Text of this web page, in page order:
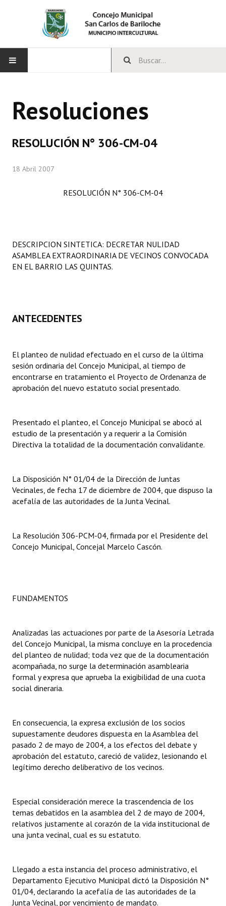
CONCEJO
Comisiones Especiales
LEGISLACIÓN
Carta Orgánica 2007
Digesto
Organigrama
Informes de Gestión
Actas de Sesión
Ejecución Presupuestaria
Comunicaciones
Resoluciones
Resoluciones de Presidencia
INSTITUCIONAL
Noticias Destacadas
Registros y Distinciones
Datos Históricos
Audiencias Públicas - Registro
Mujeres que Dejaron Huellas - Registro
Ciudadano Ilustre - Registro
Banca del Vecino - Registro
Resoluciones
RESOLUCIÓN N° 306-CM-04
18 Abril 2007
RESOLUCIÓN N° 306-CM-04
DESCRIPCION SINTETICA: DECRETAR NULIDAD
ASAMBLEA EXTRAORDINARIA DE VECINOS CONVOCADA
EN EL BARRIO LAS QUINTAS.
ANTECEDENTES
El planteo de nulidad efectuado en el curso de la última
sesión ordinaria del Concejo Municipal, al tiempo de
encontrarse en tratamiento el Proyecto de Ordenanza de
aprobación del nuevo estatuto social presentado.
Presentado el planteo, el Concejo Municipal se abocó al
estudio de la presentación y a requerir a la Comisión
Directiva la totalidad de la documentación convalidante.
La Disposición N° 01/04 de la Dirección de Juntas
Vecinales, de fecha 17 de diciembre de 2004, que dispuso la
acefalía de las autoridades de la Junta Vecinal.
La Resolución 306-PCM-04, firmada por el Presidente del
Concejo Municipal, Concejal Marcelo Cascón.
FUNDAMENTOS
Analizadas las actuaciones por parte de la Asesoría Letrada
del Concejo Municipal, la misma concluye en la procedencia
del planteo de nulidad; toda vez que de la documentación
acompañada, no surge la determinación asamblearia
formal y expresa que aprueba la exigibilidad de una cuota
social dineraria.
En consecuencia, la expresa exclusión de los socios
supuestamente deudores dispuesta en la Asamblea del
pasado 2 de mayo de 2004, a los efectos del debate y
aprobación del estatuto, careció de validez, lesionando el
legítimo derecho deliberativo de los vecinos.
Especial consideración merece la trascendencia de los
temas debatidos en la asamblea del 2 de mayo de 2004,
relativos justamente al corazón de la vida institucional de
una junta vecinal, cual es su estatuto.
Llegado a esta instancia del proceso administrativo, el
Departamento Ejecutivo Municipal dictó la Disposición N°
01/04, declarando la acefalía de las autoridades de la
Junta Vecinal, por vencimiento de mandato.